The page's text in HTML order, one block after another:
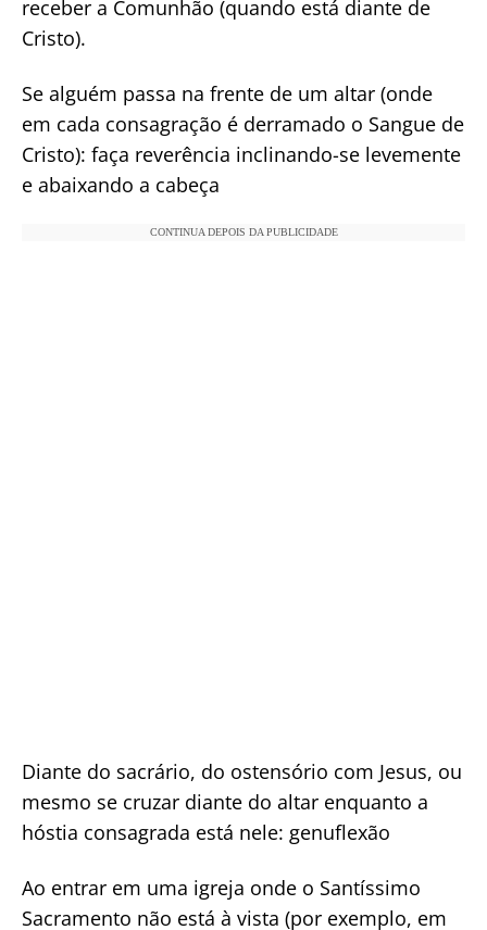
receber a Comunhão (quando está diante de
Cristo).
Se alguém passa na frente de um altar (onde
em cada consagração é derramado o Sangue de
Cristo): faça reverência inclinando-se levemente
e abaixando a cabeça
CONTINUA DEPOIS DA PUBLICIDADE
Diante do sacrário, do ostensório com Jesus, ou
mesmo se cruzar diante do altar enquanto a
hóstia consagrada está nele: genuflexão
Ao entrar em uma igreja onde o Santíssimo
Sacramento não está à vista (por exemplo, em